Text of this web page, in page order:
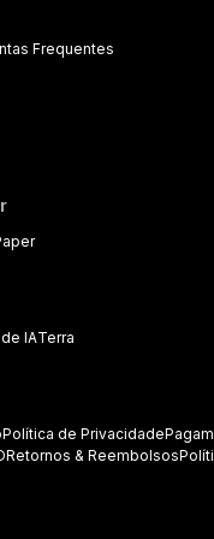
evidence-based
Frequentes
IATerra
Política de Privacidade
Retornos & Reembolsos